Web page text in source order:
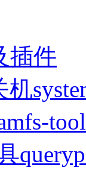
插件
机